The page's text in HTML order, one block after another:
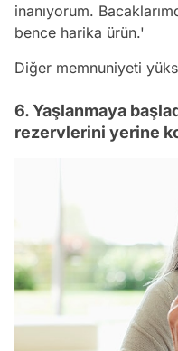
inanıyorum.
bence harika ürün.'
Diğer memnuniyeti
6. Yaşlanmaya
rezervlerini yerine